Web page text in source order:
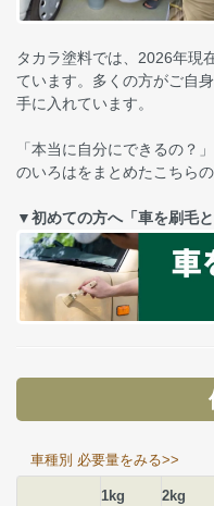
タカラ塗料では、2026年現
ています。多くの方がご自
手に入れています。
「本当に自分にできるの？
のいろはをまとめたこちら
▼初めての方へ「車を刷毛
車種別 必要量をみる>>